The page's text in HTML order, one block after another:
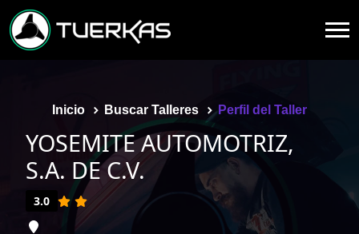
Inicio Buscar Talleres Perfil del Taller
YOSEMITE AUTOMOTRIZ,
S.A. DE C.V.
3.0